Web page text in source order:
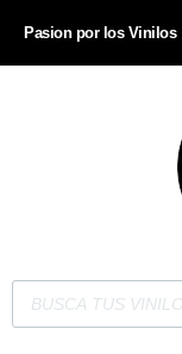
Pasion por los Vinilos